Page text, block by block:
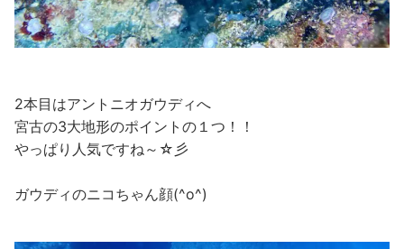
2本目はアントニオガウディへ
宮古の3大地形のポイントの１つ！！
やっぱり人気ですね～☆彡
ガウディのニコちゃん顔(^o^)